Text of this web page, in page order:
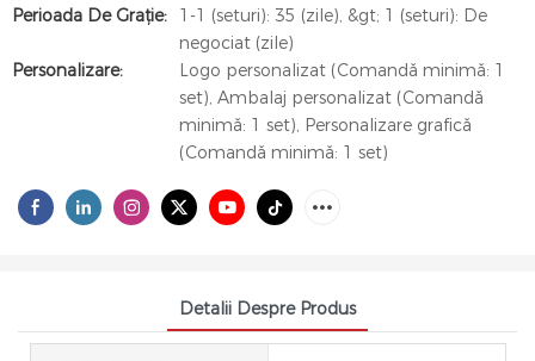
Perioada De Graţie:
1-1 (seturi): 35 (zile), &gt; 1 (seturi): De
negociat (zile)
Personalizare:
Logo personalizat (Comandă minimă: 1
set), Ambalaj personalizat (Comandă
minimă: 1 set), Personalizare grafică
(Comandă minimă: 1 set)
Detalii Despre Produs